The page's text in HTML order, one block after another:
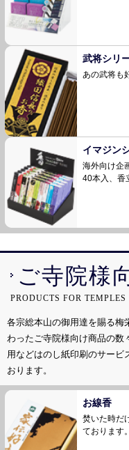
武将シリ
あの武将も
イマジン
海外向け企
40本入、香
ご寺院様
PRODUCTS FOR TEMPLES
各宗総本山の御用達を賜る梅
わったご寺院様向け商品の数
用などはのし紙印刷のサービ
おります。
お線香
焚いた時だ
ております。